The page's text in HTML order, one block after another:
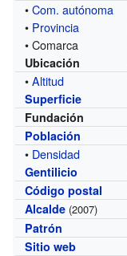
•Com. autónoma
• Provincia
• Comarca
Ubicación
•Altitud
Superficie
Fundación
Población
• Densidad
Gentilicio
Código postal
Alcalde (2007)
Patrón
Sitio web